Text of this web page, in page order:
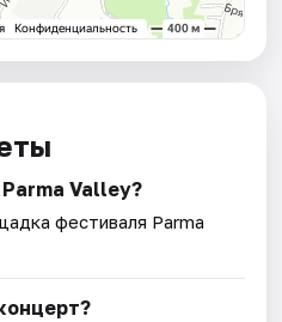
Valley?
фестиваля Parma